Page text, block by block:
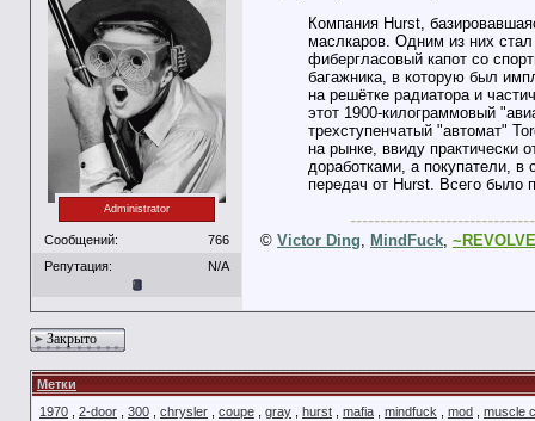
Administrator
Сообщений:
766
Репутация:
N/A
Компания Hurst,
маслкаров. Одним из них
фибергласовый капот со
багажника, в которую был
на решётке радиатора и
этот 1900-килограммовый
трехступенчатый "автомат"
на рынке, ввиду практически
доработками, а покупатели,
передач от Hurst. Всего было
© Victor Ding MindFuck
Закрыто
Метки
1970
2-door 300 chrysler coupe gray hurst mafia mindfuck mod muscle